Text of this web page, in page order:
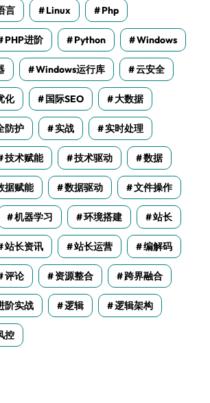
言 Linux Php
PHP进阶 Python Windows
Windows运行库 云安全
化 国际SEO 大数据
防护 实战 实时处理
技术赋能 技术驱动 数据
据赋能 数据驱动 文件操作
机器学习 环境搭建 站长
站长资讯 站长运营 编解码
评论 资源整合 跨界融合
阶实战 逻辑 逻辑架构
控